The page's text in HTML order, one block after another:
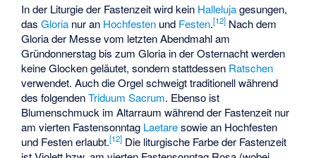
In der Liturgie der Fastenzeit wird kein Hallelujagesungen,
dasGloria nur an Hochfesten und Festen.[12] Nach dem
Gloria der Messe vom letzten Abendmahl am
Gründonnerstag bis zum Gloria in der Osternacht werden
keine Glocken geläutet, sondern stattdessen Ratschen
verwendet. Auch die Orgel schweigt traditionell während
des folgendenTriduum Sacrum. Ebenso ist
Blumenschmuck im Altarraum während der Fastenzeit nur
am vierten Fastensonntag Laetaresowie an Hochfesten
und Festen erlaubt.[12] Die liturgische Farbe der Fastenzeit